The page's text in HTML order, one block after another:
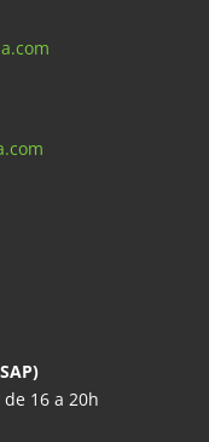
de 16 a 20h